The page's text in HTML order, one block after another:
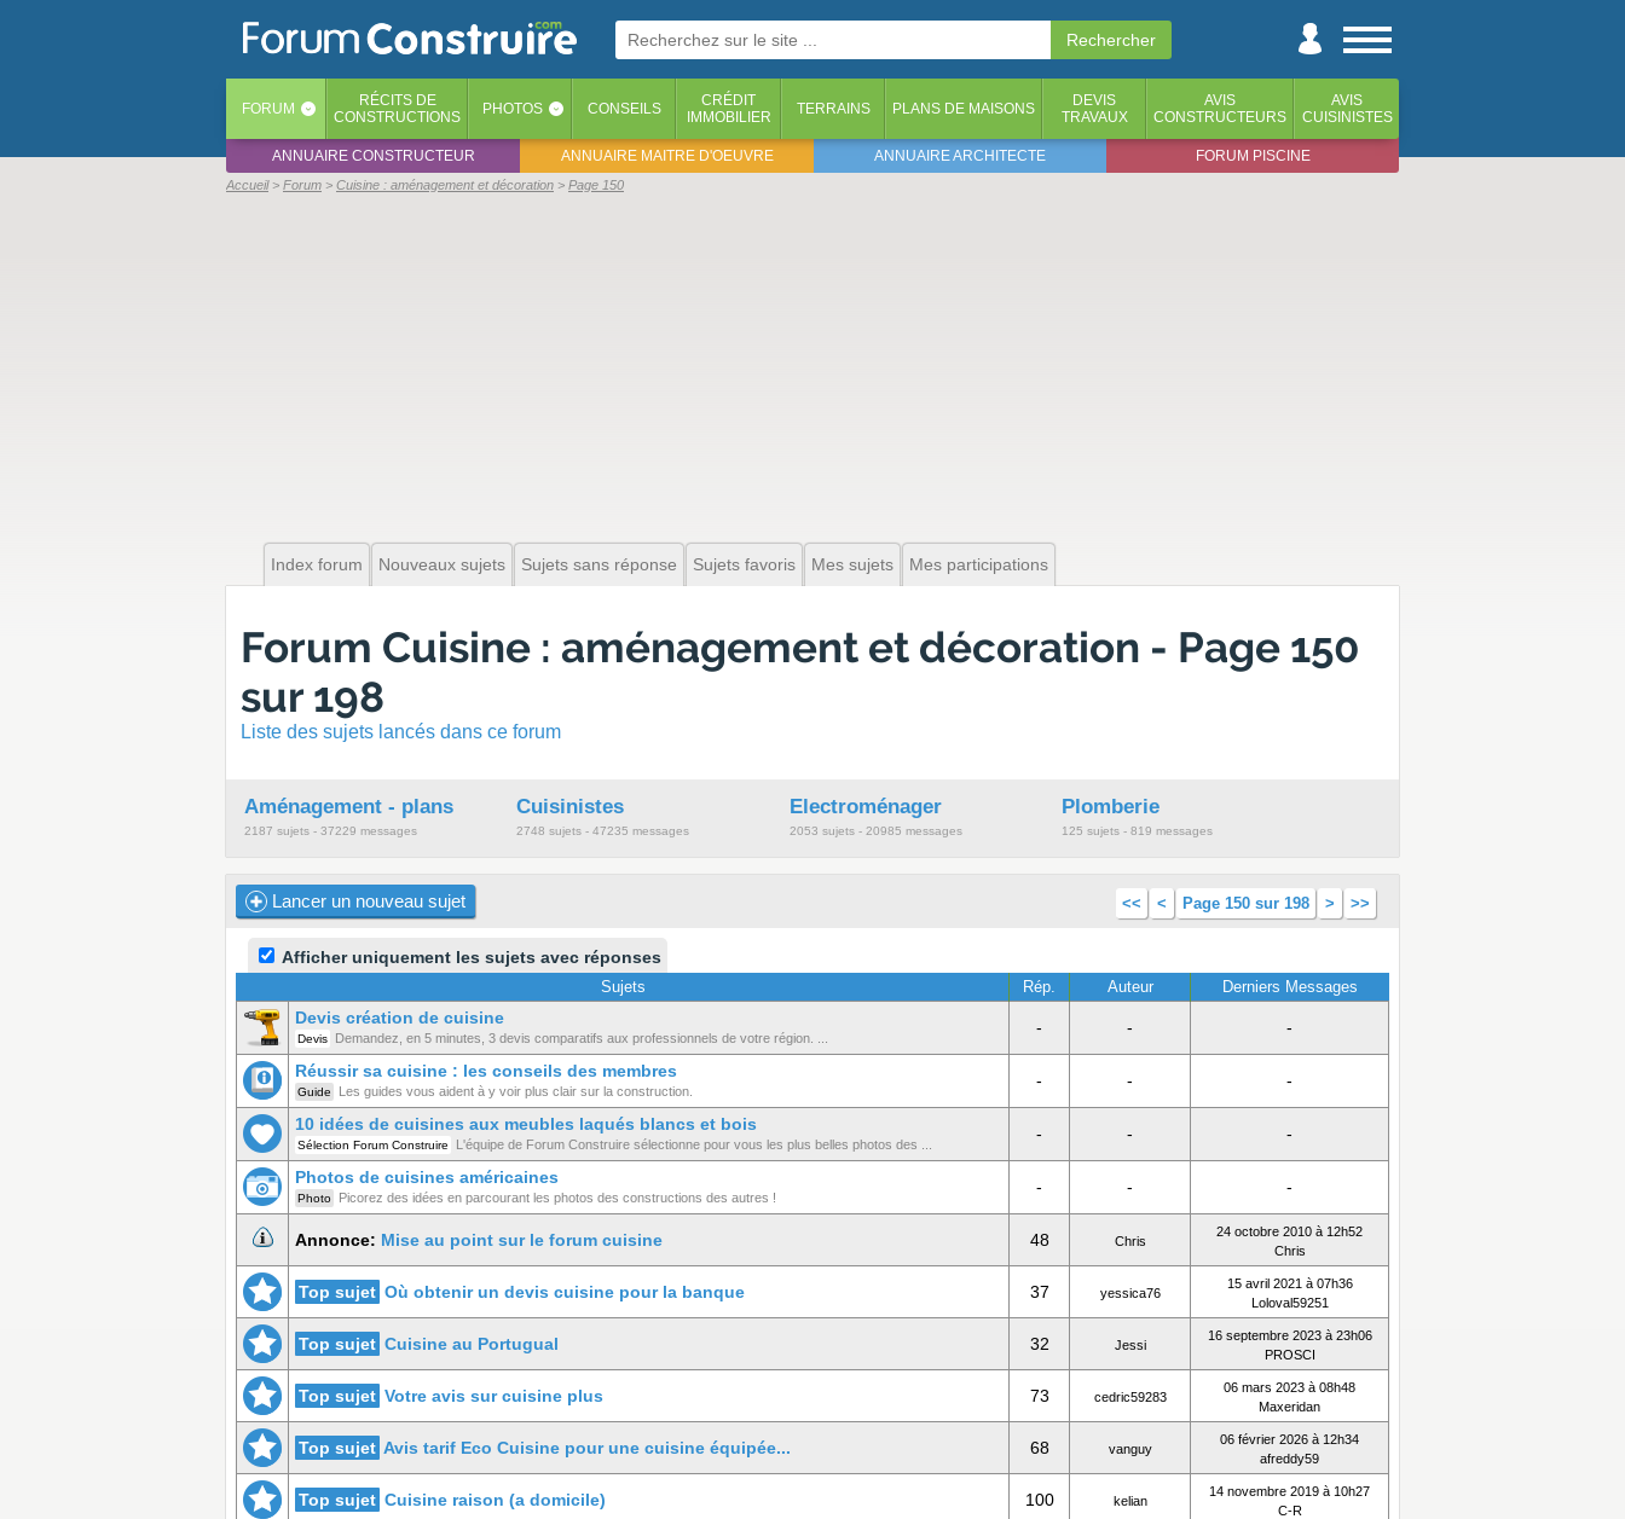
FORUM ‹ RÉCITS DE
CONSTRUCTIONS
PHOTOS ‹ CONSEILS
CRÉDIT
IMMOBILIER
TERRAINS PLANS DE MAISONS
DEVIS
TRAVAUX
AVIS
CONSTRUCTEURS
AVIS
CUISINISTES
ANNUAIRE CONSTRUCTEUR ANNUAIRE MAITRE D'OEUVRE ANNUAIRE ARCHITECTE FORUM PISCINE
Accueil Forum Cuisine : aménagement et décoration Page 150
Index forum Nouveaux sujets Sujets sans réponse Sujets favoris Mes sujets Mes participations
Forum Cuisine : aménagement et décoration - Page 150
sur 198
Liste des sujets lancés dans ce forum
Aménagement - plans
2187 sujets - 37229 messages
Cuisinistes
2748 sujets - 47235 messages
Electroménager
2053 sujets - 20985 messages
Plomberie
125 sujets - 819 messages
<< < Page 150 sur 198 > >>
Lancer un nouveau sujet
Afficher uniquement les sujets avec réponses
Sujets Rép. Auteur Derniers Messages
Devis création de cuisine
Devis Demandez, en 5 minutes, 3 devis comparatifs aux professionnels de votre région. ...
- - -
Réussir sa cuisine : les conseils des membres
Guide Les guides vous aident à y voir plus clair sur la construction.
- - -
10 idées de cuisines aux meubles laqués blancs et bois
Sélection Forum Construire L'équipe de Forum Construire sélectionne pour vous les plus belles photos des ...
- - -
Photos de cuisines américaines
Photo Picorez des idées en parcourant les photos des constructions des autres !
- - -
Annonce: Mise au point sur le forum cuisine 48 Chris
24 octobre 2010 à 12h52
Chris
Top sujet Où obtenir un devis cuisine pour la banque 37 yessica76
15 avril 2021 à 07h36
Loloval59251
Top sujet Cuisine au Portugual 32 Jessi
16 septembre 2023 à 23h06
PROSCI
Top sujet Votre avis sur cuisine plus 73 cedric59283
06 mars 2023 à 08h48
Maxeridan
Top sujet Avis tarif Eco Cuisine pour une cuisine équipée... 68 vanguy
06 février 2026 à 12h34
afreddy59
Top sujet Cuisine raison (a domicile) 100 kelian
14 novembre 2019 à 10h27
C-R